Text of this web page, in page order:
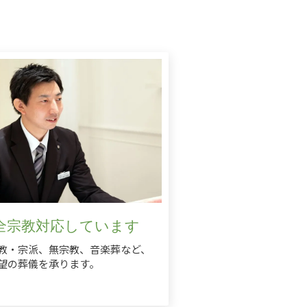
宗教対応しています
・宗派、無宗教、音楽葬など、
の葬儀を承ります。